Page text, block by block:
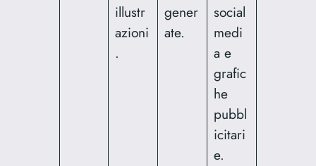
illustr
azioni
.
gener
ate.
social
medi
a e
grafic
he
pubbl
icitari
e.